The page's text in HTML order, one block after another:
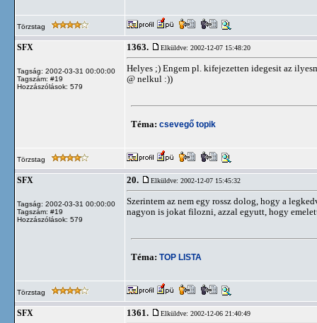
Törzstag
SFX
Tagság: 2002-03-31 00:00:00
Tagszám: #19
Hozzászólások: 579
1363. Elküldve: 2002-12-07 15:48:20
Helyes ;) Engem pl. kifejezetten idegesit az
@ nelkul :))
Téma: csevegő topik
Törzstag
SFX
Tagság: 2002-03-31 00:00:00
Tagszám: #19
Hozzászólások: 579
20. Elküldve: 2002-12-07 15:45:32
Szerintem az nem egy rossz dolog, hogy a
nagyon is jokat filozni, azzal egyutt, hogy
Téma: TOP LISTA
Törzstag
SFX 1361. Elküldve: 2002-12-06 21:40:49